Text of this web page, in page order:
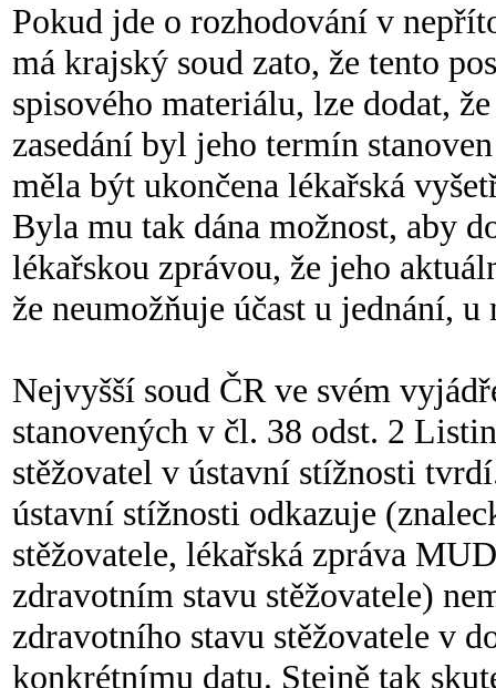
Pokud jde o rozhodování v
má krajský soud zato, že tento
spisového materiálu, lze dodat,
zasedání byl jeho termín
měla být ukončena lékařská
Byla mu tak dána možnost, aby
lékařskou zprávou, že jeho
že neumožňuje účast u jednání,
Nejvyšší soud ČR ve svém
stanovených v čl. 38 odst. 2
stěžovatel v ústavní stížnosti
ústavní stížnosti odkazuje
stěžovatele, lékařská zpráva
zdravotním stavu stěžovatele)
zdravotního stavu stěžovatele v
konkrétnímu datu. Stejně tak